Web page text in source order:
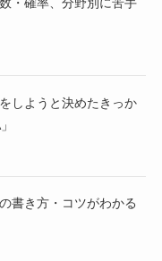
しようと決めたきっか
書き方・コツがわかる